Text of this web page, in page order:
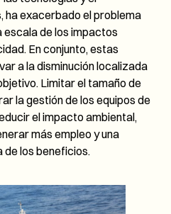
ha exacerbado el problema
de los impactos
En conjunto, estas
a la disminución localizada
Limitar el tamaño de
la gestión de los equipos de
el impacto ambiental,
más empleo y una
los beneficios.